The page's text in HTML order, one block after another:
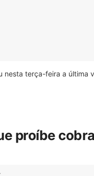
nesta terça-feira a última
proíbe